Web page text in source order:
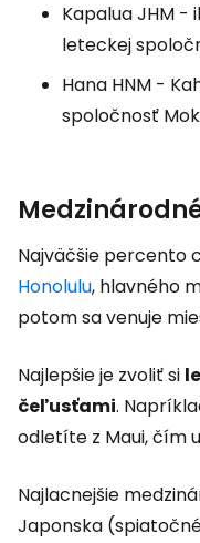
Kapalua JHM -
leteckej
Hana HNM -
spoločnosť
Najväčšie percento
Honolulu, hlavného
potom sa venuje
Najlepšie je zvoliť si
čeľusťami.
odletíte z Maui, čím
Najlacnejšie
Japonska